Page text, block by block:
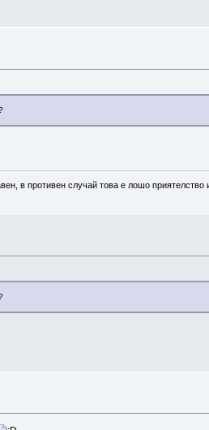
в противен случай това е лошо